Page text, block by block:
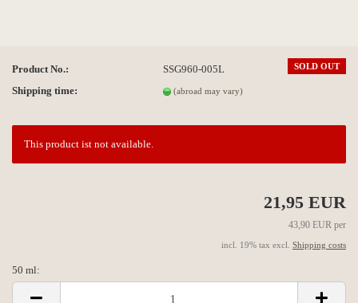
SOLD OUT
Product No.:
SSG960-005L
Shipping time:
(abroad may vary)
This product ist not available.
21,95 EUR
43,90 EUR per
incl. 19% tax excl. Shipping costs
50 ml:
50